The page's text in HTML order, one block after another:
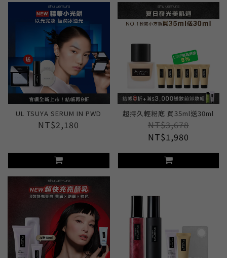
UL TSUYA SERUM IN PWD
NT$2,180
超持久輕粉底 買35ml送30ml
NT$3,678
NT$1,980